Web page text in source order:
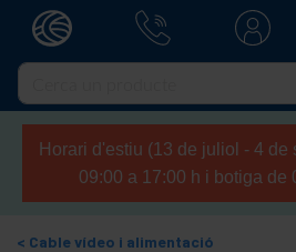
Horari d'estiu (13 de juliol - 4 de
09:00 a 17:00 h i botiga de
Cable vídeo i alimentació